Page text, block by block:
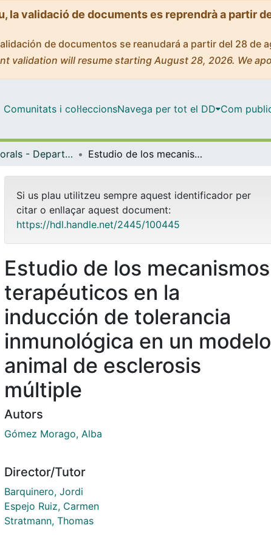
la validació de documents es reprendrà a partir
de documentos se reanudará a partir del 28 de
validation will resume starting August 28, 2026. We
Comunitats i col·leccionsNavega per tot el DD Com
Tesis Doctorals - Departament - Bioquímica i Biologia Molecular (Biologia) Estudio de los mecanismos terapéuticos en la inducción de tolerancia inmunológica en un modelo animal de esclerosis múltiple
Si us plau utilitzeu sempre aquest identificador per
citar o enllaçar aquest document:
https://hdl.handle.net/2445/100445
Estudio de los mecanismos
terapéuticos en la
inducción de tolerancia
inmunológica en un modelo
animal de esclerosis
múltiple
Autors
Gómez Morago, Alba
Director/Tutor
Barquinero, Jordi
Espejo Ruiz, Carmen
Stratmann, Thomas